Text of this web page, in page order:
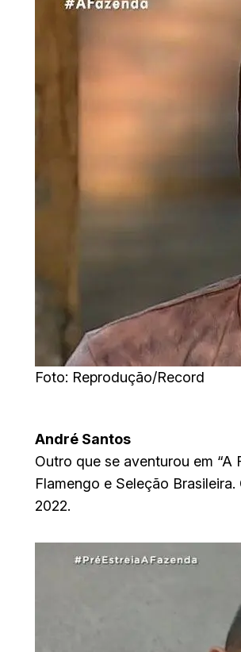
Foto: Reprodução/Record
André Santos
Outro que se aventurou em
Flamengo e Seleção
2022.